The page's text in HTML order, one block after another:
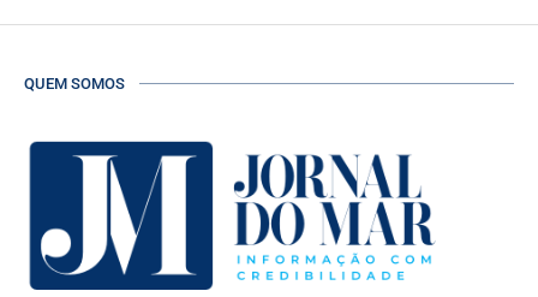
QUEM SOMOS